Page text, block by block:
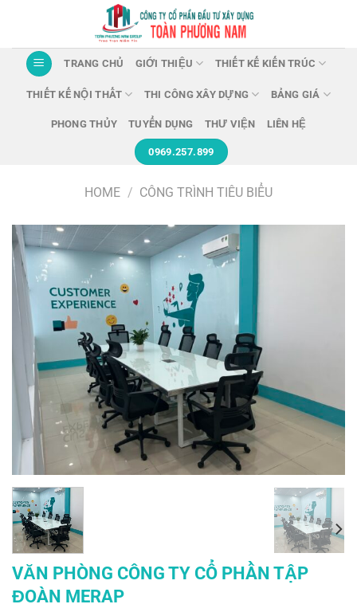
nội
dung
TRANG CHỦ GIỚI THIỆU THIẾT KẾ KIẾN TRÚC
THIẾT KẾ NỘI THẤT THI CÔNG XÂY DỰNG BẢNG GIÁ
PHONG THỦY TUYỂN DỤNG THƯ VIỆN LIÊN HỆ
0969.257.899
HOME / CÔNG TRÌNH TIÊU BIỂU
VĂN PHÒNG CÔNG TY CỔ PHẦN TẬP
ĐOÀN MERAP